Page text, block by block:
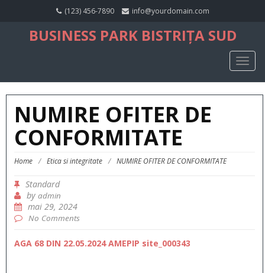
(123) 456-7890 info@yourdomain.com
BUSINESS PARK BISTRIȚA SUD
NUMIRE OFITER DE
CONFORMITATE
Home / Etica si integritate / NUMIRE OFITER DE CONFORMITATE
Standard
by admin
mai 29, 2024
No Comments
AGA 68 DIN 22.05.2024 AMEPIP site_000343